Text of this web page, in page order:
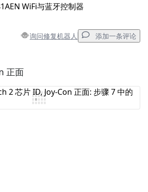
WiFi与蓝牙控制器
询问修复机器人 添加一条评论
添加一条评论
正面